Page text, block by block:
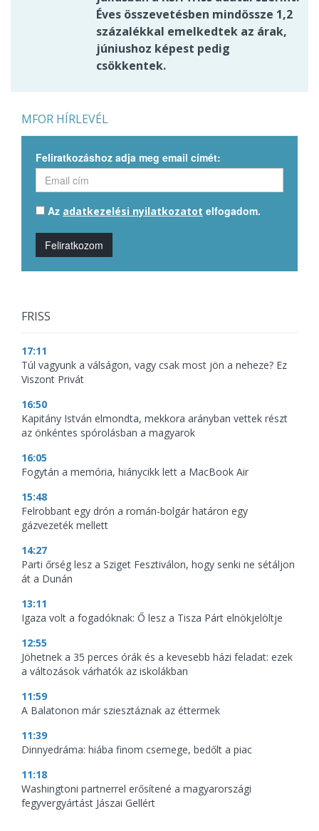
Éves összevetésben mindössze 1,2
százalékkal emelkedtek az árak,
júniushoz képest pedig
csökkentek.
MFOR HÍRLEVÉL
Feliratkozáshoz adja meg email címét:
Az adatkezelési nyilatkozatot elfogadom.
Feliratkozom
FRISS
17:11
Túl vagyunk a válságon, vagy csak most jön a neheze? Ez
Viszont Privát
16:50
Kapitány István elmondta, mekkora arányban vettek részt
az önkéntes spórolásban a magyarok
16:05
Fogytán a memória, hiánycikk lett a MacBook Air
15:48
Felrobbant egy drón a román-bolgár határon egy
gázvezeték mellett
14:27
Parti őrség lesz a Sziget Fesztiválon, hogy senki ne sétáljon
át a Dunán
13:11
Igaza volt a fogadóknak: Ő lesz a Tisza Párt elnökjelöltje
12:55
Jöhetnek a 35 perces órák és a kevesebb házi feladat: ezek
a változások várhatók az iskolákban
11:59
A Balatonon már sziesztáznak az éttermek
11:39
Dinnyedráma: hiába finom csemege, bedőlt a piac
11:18
Washingtoni partnerrel erősítené a magyarországi
fegyvergyártást Jászai Gellért